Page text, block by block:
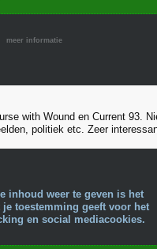
meer informatie
with Wound en Current 93.
politiek etc. Zeer
inhoud weer te geven is het
toestemming geeft voor het
en social mediacookies.